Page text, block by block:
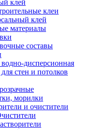
клей
клеи
клей
материалы
составы
дисперсионная
стен и потолков
морилки
и очистители